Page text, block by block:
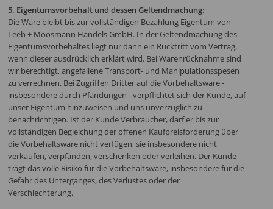
5. Eigentumsvorbehalt und dessen Geltendmachung:
Die Ware bleibt bis zur vollständigen Bezahlung Eigentum von
Leeb + Moosmann Handels GmbH. In der Geltendmachung des
Eigentumsvorbehaltes liegt nur dann ein Rücktritt vom Vertrag,
wenn dieser ausdrücklich erklärt wird. Bei Warenrücknahme sind
wir berechtigt, angefallene Transport- und Manipulationsspesen
zu verrechnen. Bei Zugriffen Dritter auf die Vorbehaltsware -
insbesondere durch Pfändungen - verpflichtet sich der Kunde, auf
unser Eigentum hinzuweisen und uns unverzüglich zu
benachrichtigen. Ist der Kunde Verbraucher, darf er bis zur
vollständigen Begleichung der offenen Kaufpreisforderung über
die Vorbehaltsware nicht verfügen, sie insbesondere nicht
verkaufen, verpfänden, verschenken oder verleihen. Der Kunde
trägt das volle Risiko für die Vorbehaltsware, insbesondere für die
Gefahr des Unterganges, des Verlustes oder der
Verschlechterung.